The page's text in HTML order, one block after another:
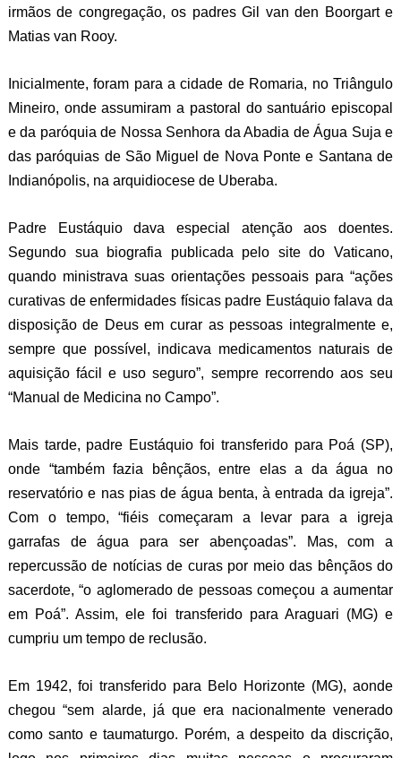
irmãos de congregação, os padres Gil van den Boorgart e
Matias van Rooy.
Inicialmente, foram para a cidade de Romaria, no Triângulo
Mineiro, onde assumiram a pastoral do santuário episcopal
e da paróquia de Nossa Senhora da Abadia de Água Suja e
das paróquias de São Miguel de Nova Ponte e Santana de
Indianópolis, na arquidiocese de Uberaba.
Padre Eustáquio dava especial atenção aos doentes.
Segundo sua biografia publicada pelo site do Vaticano,
quando ministrava suas orientações pessoais para “ações
curativas de enfermidades físicas padre Eustáquio falava da
disposição de Deus em curar as pessoas integralmente e,
sempre que possível, indicava medicamentos naturais de
aquisição fácil e uso seguro”, sempre recorrendo aos seu
“Manual de Medicina no Campo”.
Mais tarde, padre Eustáquio foi transferido para Poá (SP),
onde “também fazia bênçãos, entre elas a da água no
reservatório e nas pias de água benta, à entrada da igreja”.
Com o tempo, “fiéis começaram a levar para a igreja
garrafas de água para ser abençoadas”. Mas, com a
repercussão de notícias de curas por meio das bênçãos do
sacerdote, “o aglomerado de pessoas começou a aumentar
em Poá”. Assim, ele foi transferido para Araguari (MG) e
cumpriu um tempo de reclusão.
Em 1942, foi transferido para Belo Horizonte (MG), aonde
chegou “sem alarde, já que era nacionalmente venerado
como santo e taumaturgo. Porém, a despeito da discrição,